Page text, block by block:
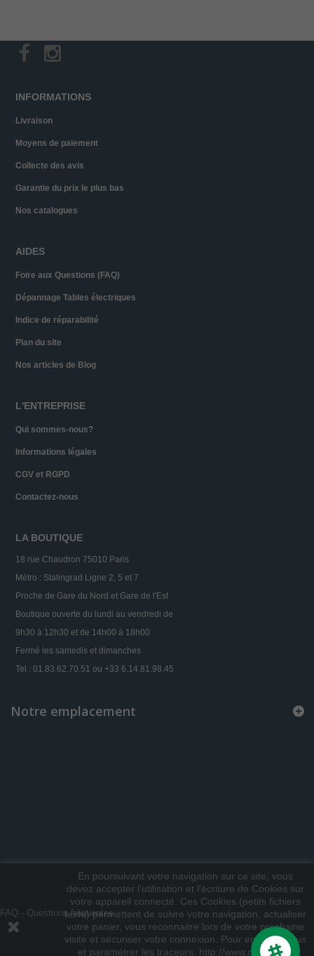
INFORMATIONS
Livraison
Moyens de paiement
Collecte des avis
Garantie du prix le plus bas
Nos catalogues
AIDES
Foire aux Questions (FAQ)
Dépannage Tables électriques
Indice de réparabilité
Plan du site
Nos articles de Blog
L'ENTREPRISE
Qui sommes-nous?
Informations légales
CGV et RGPD
Contactez-nous
LA BOUTIQUE
18 rue Chaudron 75010 Paris
Métro : Stalingrad Ligne 2, 5 et 7
Proche de Gare du Nord et Gare de l'Est
Boutique ouverte du lundi au vendredi de
9h30 à 12h30 et de 14h00 à 18h00
Fermé les samedis et dimanches
Tel : 01.83.62.70.51 ou +33 6.14.81.98.45
En poursuivant votre navigation sur ce site, vous
devez accepter l’utilisation et l'écriture de Cookies sur
votre appareil connecté. Ces Cookies (petits fichiers
texte) permettent de suivre votre navigation, actualiser
votre panier, vous reconnaitre lors de votre prochaine
visite et sécuriser votre connexion. Pour en savoir plus
et paramétrer les traceurs: http://www.cnil.fr/vos-
Notre emplacement
FAQ - Questions fréquentes